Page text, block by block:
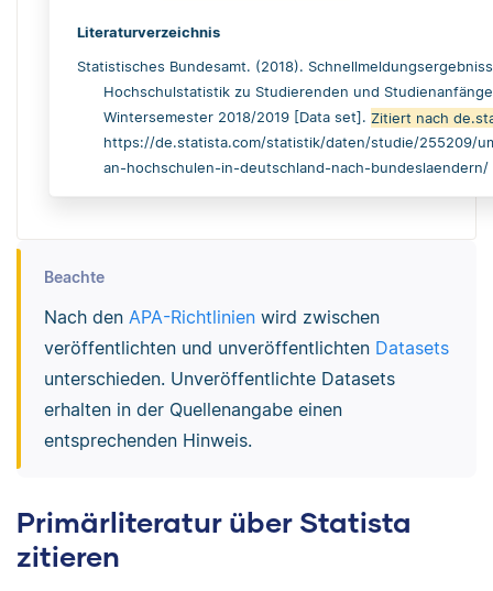
Literaturverzeichnis
Statistisches Bundesamt. (2018).
Hochschulstatistik zu Studierenden und
Wintersemester 2018/2019 [Data set]. Zitiert nach
https://de.statista.com/statistik/daten/studie/255209/
an-hochschulen-in-deutschland-nach-bundeslaendern/
Beachte
Nach den APA-Richtlinienwird zwischen
veröffentlichten und unveröffentlichten Datasets
unterschieden. Unveröffentlichte Datasets
erhalten in der Quellenangabe einen
entsprechenden Hinweis.
Primärliteratur über Statista
zitieren